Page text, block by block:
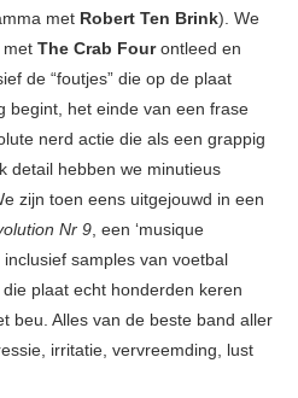
met Robert Ten Brink). We
met The Crab Fourontleed en
de “foutjes” die op de plaat
begint, het einde van een frase
nerd actie die als een grappig
detail hebben we minutieus
zijn toen eens uitgejouwd in een
Nr 9, een ‘musique
samples van voetbal
plaat echt honderden keren
beu. Alles van de beste band aller
irritatie, vervreemding, lust